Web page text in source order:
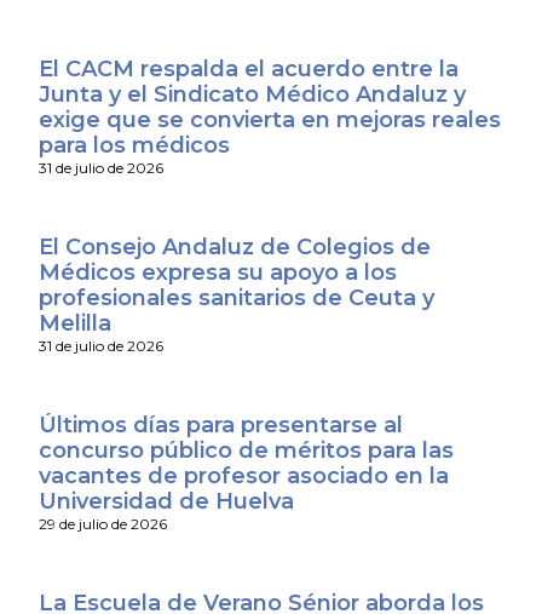
El CACM respalda el acuerdo entre la
Junta y el Sindicato Médico Andaluz y
exige que se convierta en mejoras reales
para los médicos
31 de julio de 2026
El Consejo Andaluz de Colegios de
Médicos expresa su apoyo a los
profesionales sanitarios de Ceuta y
Melilla
31 de julio de 2026
Últimos días para presentarse al
concurso público de méritos para las
vacantes de profesor asociado en la
Universidad de Huelva
29 de julio de 2026
La Escuela de Verano Sénior aborda los